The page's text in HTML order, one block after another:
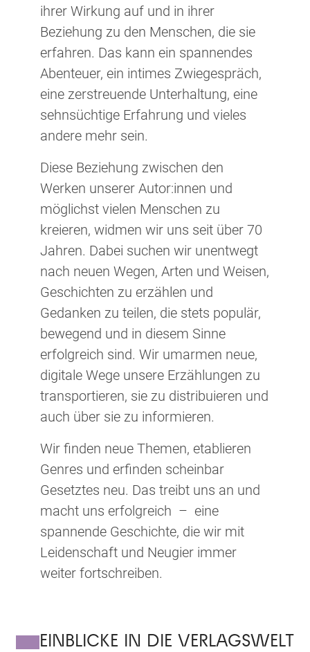
ihrer Wirkung auf und in ihrer
Beziehung zu den Menschen, die sie
erfahren. Das kann ein spannendes
Abenteuer, ein intimes Zwiegespräch,
eine zerstreuende Unterhaltung, eine
sehnsüchtige Erfahrung und vieles
andere mehr sein.
Diese Beziehung zwischen den
Werken unserer Autor:innen und
möglichst vielen Menschen zu
kreieren, widmen wir uns seit über 70
Jahren. Dabei suchen wir unentwegt
nach neuen Wegen, Arten und Weisen,
Geschichten zu erzählen und
Gedanken zu teilen, die stets populär,
bewegend und in diesem Sinne
erfolgreich sind. Wir umarmen neue,
digitale Wege unsere Erzählungen zu
transportieren, sie zu distribuieren und
auch über sie zu informieren.
Wir finden neue Themen, etablieren
Genres und erfinden scheinbar
Gesetztes neu. Das treibt uns an und
macht uns erfolgreich – eine
spannende Geschichte, die wir mit
Leidenschaft und Neugier immer
weiter fortschreiben.
EINBLICKE IN DIE VERLAGSWELT